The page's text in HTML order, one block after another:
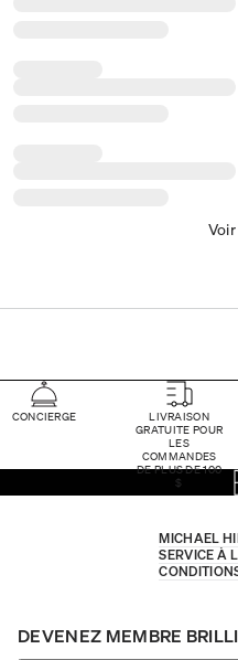
CONCIERGE
LIVRAISON
GRATUITE POUR
LES
COMMANDES
DE PLUS DE 100
$
MICHAEL
SERVICE À
DEVENEZ MEMBRE